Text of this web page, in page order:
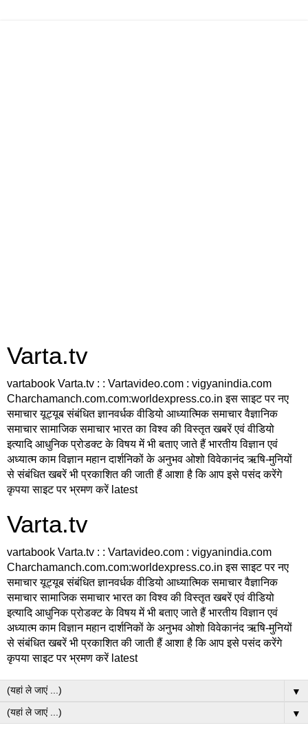
Varta.tv
vartabook Varta.tv : : Vartavideo.com : vigyanindia.com
Charchamanch.com.com:worldexpress.co.in इस साइट पर नए
समाचार यूट्यूब संबंधित ज्ञानवर्धक वीडियो आध्यात्मिक समाचार वैज्ञानिक
समाचार सामाजिक समाचार भारत का विश्व की विस्तृत खबरें एवं वीडियो
इत्यादि आधुनिक प्रोडक्ट के विषय में भी बताए जाते हैं भारतीय विज्ञान एवं
अध्यात्म काम विज्ञान महान दार्शनिकों के अनुभव ओशो विवेकानंद ऋषि-मुनियों
से संबंधित खबरें भी प्रकाशित की जाती हैं आशा है कि आप इसे पसंद करेंगे
कृपया साइट पर भ्रमण करें latest
Varta.tv
vartabook Varta.tv : : Vartavideo.com : vigyanindia.com
Charchamanch.com.com:worldexpress.co.in इस साइट पर नए
समाचार यूट्यूब संबंधित ज्ञानवर्धक वीडियो आध्यात्मिक समाचार वैज्ञानिक
समाचार सामाजिक समाचार भारत का विश्व की विस्तृत खबरें एवं वीडियो
इत्यादि आधुनिक प्रोडक्ट के विषय में भी बताए जाते हैं भारतीय विज्ञान एवं
अध्यात्म काम विज्ञान महान दार्शनिकों के अनुभव ओशो विवेकानंद ऋषि-मुनियों
से संबंधित खबरें भी प्रकाशित की जाती हैं आशा है कि आप इसे पसंद करेंगे
कृपया साइट पर भ्रमण करें latest
▼
▼